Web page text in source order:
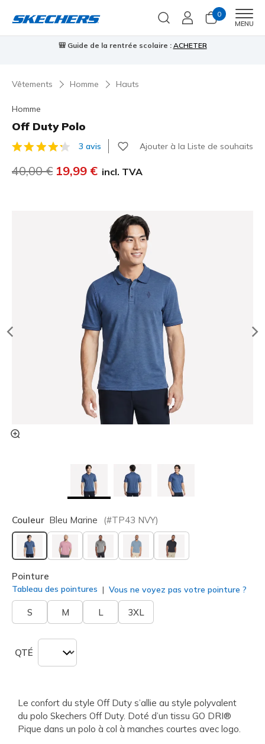
0
MENU
Skechers VIP :retours sous 45 jours pour les membres
Vêtements Homme Hauts
Homme
Off Duty Polo
Évaluation client 3,8 sur 5
3 avis Ajouter à la Liste de souhaits
Prix réduit de
40,00 € à
19,99 € incl. TVA
Couleur Bleu Marine (#TP43 NVY)
sélectionné
Pointure
Tableau des pointures Vous ne voyez pas votre pointure ?
S M L 3XL
QTÉ
Le confort du style Off Duty s’allie au style polyvalent
du polo Skechers Off Duty. Doté d’un tissu GO DRI®
Pique dans un polo à col à manches courtes avec logo.